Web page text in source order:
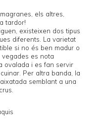
magranes , els altres,
tardor!
existeixen dos tipus
diferents. La varietat
si no és ben madur o
vegades es nota
ovalada i es fan servir
Per altra banda, la
semblant a una